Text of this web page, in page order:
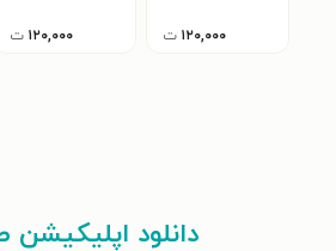
۱۲۰,۰۰۰ ت ۱۲۰,۰۰۰ ت
دانلود اپلیکیشن